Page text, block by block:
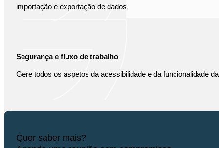
importação e exportação de dados.
Segurança e fluxo de trabalho
Gere todos os aspetos da acessibilidade e da funcionalidade
Quer saber mais?